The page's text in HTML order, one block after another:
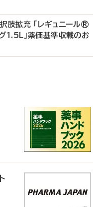
肢拡充 「レギュニール®
1.5L」薬価基準収載のお